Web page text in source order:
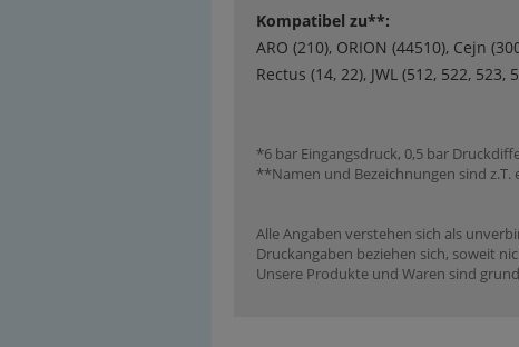
Kompatibel zu**:
ARO (210), ORION (44510), Cejn
Rectus (14, 22), JWL (512, 522, 523,
*6 bar Eingangsdruck, 0,5 bar
**Namen und Bezeichnungen sind z.T.
Alle Angaben verstehen sich als
Druckangaben beziehen sich, soweit
Unsere Produkte und Waren sind